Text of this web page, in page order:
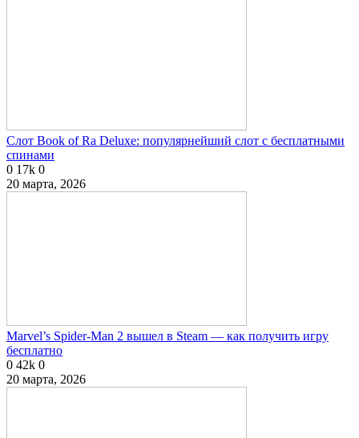
Слот Book of Ra Deluxe: популярнейший слот с бесплатными
спинами
0 17k 0
20 марта, 2026
Marvel’s Spider-Man 2 вышел в Steam — как получить игру
бесплатно
0 42k 0
20 марта, 2026